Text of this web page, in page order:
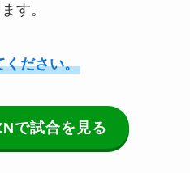
す。
ください。
で試合を見る